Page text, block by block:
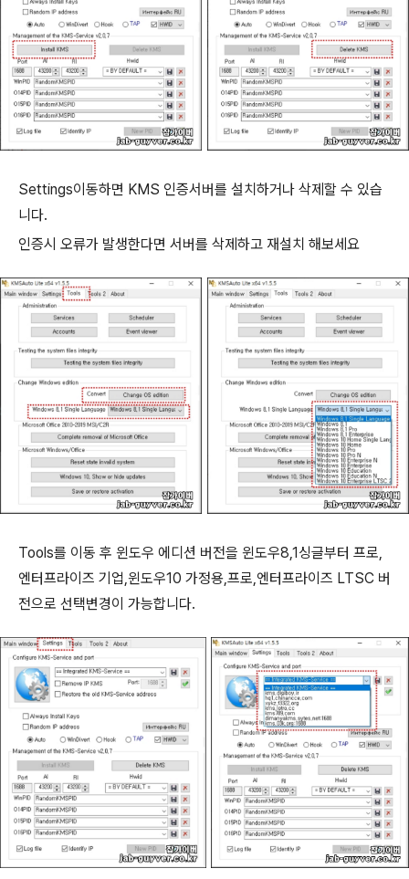
Settings이동하면 KMS 인증서버를 설치하거나 삭제할 수 있습
니다.
인증시 오류가 발생한다면 서버를 삭제하고 재설치 해보세요
Tools를 이동 후 윈도우 에디션 버전을 윈도우8,1싱글부터 프로,
엔터프라이즈 기업,윈도우10 가정용,프로,엔터프라이즈 LTSC 버
전으로 선택변경이 가능합니다.